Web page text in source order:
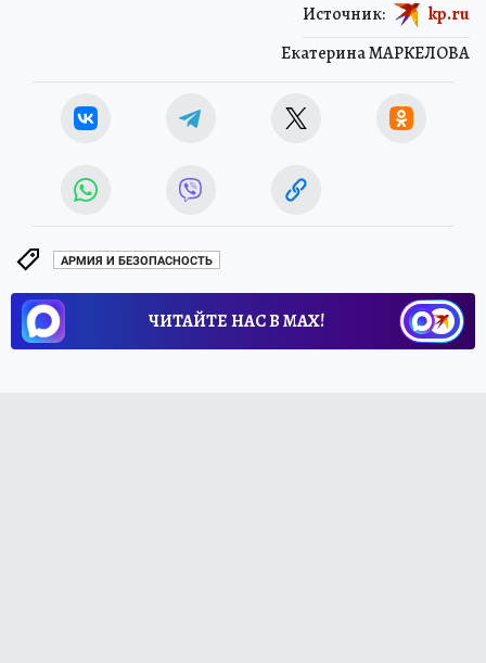
Екатерина МАРКЕЛОВА
Источник: kp.ru
АРМИЯ И БЕЗОПАСНОСТЬ
ЧИТАЙТЕ НАС В МАХ!